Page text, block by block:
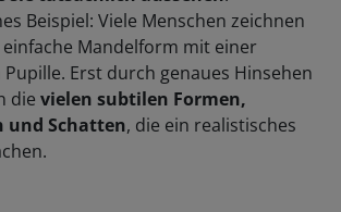
Beispiel: Viele Menschen zeichnen
einfache Mandelform mit einer
Erst durch genaues Hinsehen
die vielen subtilen Formen,
und Schatten, die ein realistisches